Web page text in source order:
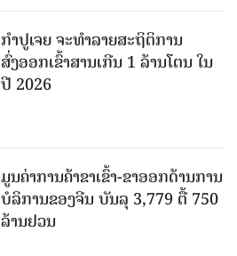
ກຳປູເຈຍ ຈະທຳລາຍສະຖິຕິການ
ສົ່ງອອກເຂົ້າສານເກີນ 1 ລ້ານໂຕນ ໃນ
ປີ 2026
ມູນຄ່າການຄ້າຂາເຂົ້າ-ຂາອອກດ້ານການ
ບໍລິການຂອງຈີນ ບັນລຸ 3,779 ຕື້ 750
ລ້ານຢວນ